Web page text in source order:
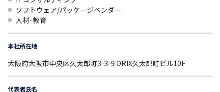
ソフトウェア/パッケージベンダー
人材･教育
本社所在地
大阪府大阪市中央区久太郎町3-3-9 ORIX久太郎町ビル10F
代表者氏名